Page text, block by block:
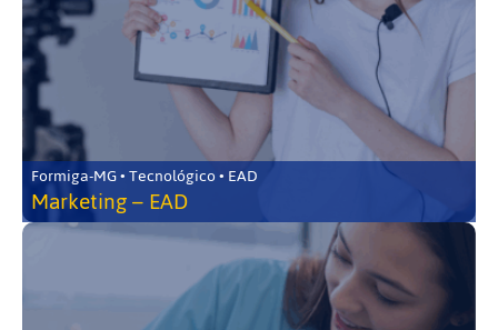
Formiga-MG • Tecnológico • EAD
Marketing – EAD